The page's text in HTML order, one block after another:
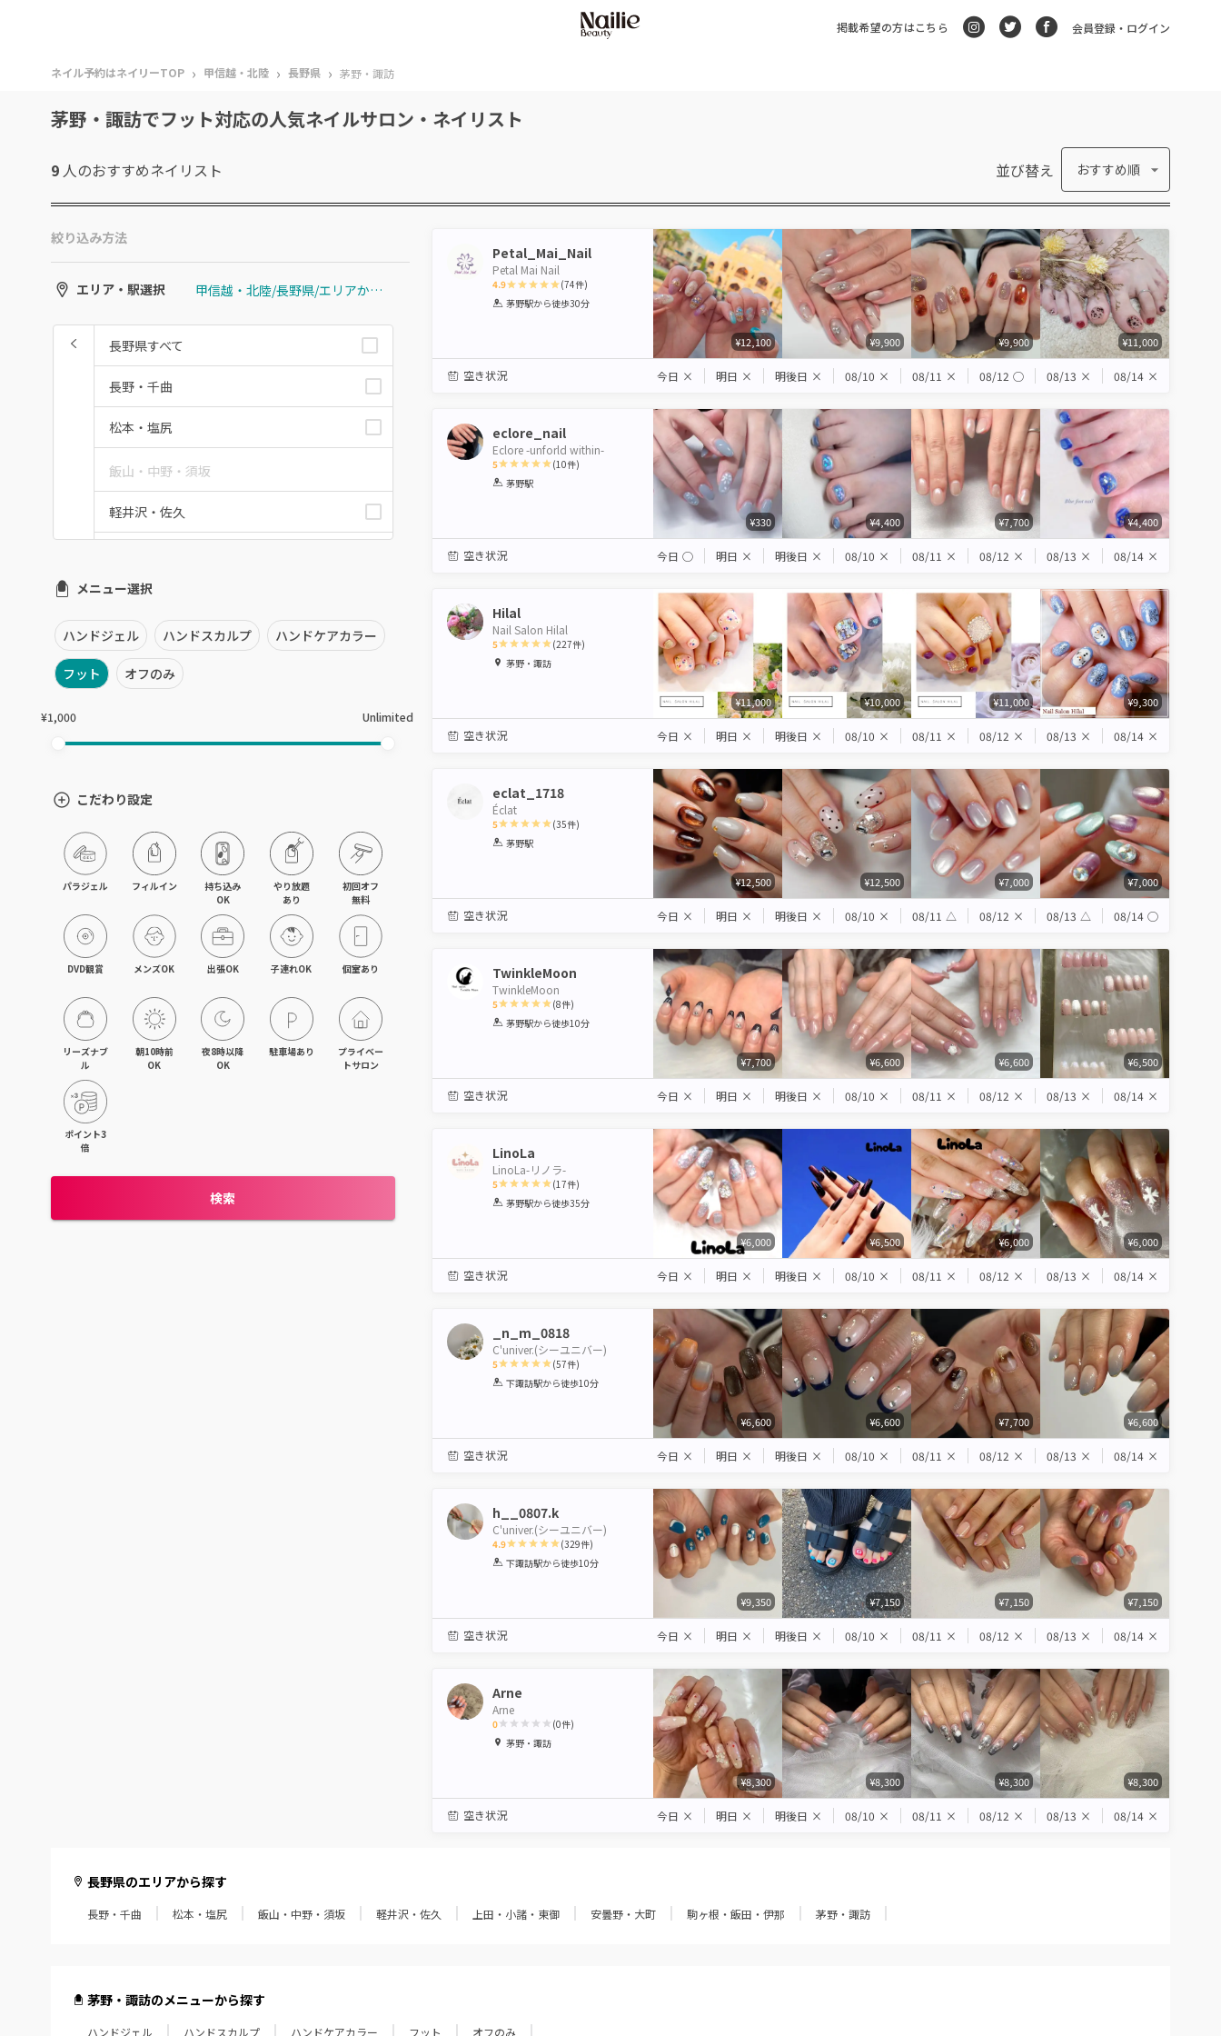
掲載希望の方はこちら 会員登録・ログイン
ネイル予約はネイリーTOP › 甲信越・北陸 › 長野県 › 茅野・諏訪
茅野・諏訪でフット対応の人気ネイルサロン・ネイリスト
9 人のおすすめネイリスト 並び替え おすすめ順
絞り込み方法
エリア・駅選択 甲信越・北陸/長野県/エリアから選ぶ/茅野・諏訪
長野県すべて
長野・千曲
松本・塩尻
飯山・中野・須坂
軽井沢・佐久
安曇野・大町
駒ヶ根・飯田・伊那
茅野・諏訪
メニュー選択
ハンドジェル ハンドスカルプ ハンドケアカラー
フット オフのみ
¥1,000 Unlimited
こだわり設定
パラジェル フィルイン
持ち込み
OK
やり放題
あり
初回オフ
無料
DVD観賞 メンズOK 出張OK 子連れOK 個室あり
リーズナブ
ル
朝10時前
OK
夜8時以降
OK
駐車場あり
プライベー
トサロン
ポイント3
倍
検索
Petal_Mai_Nail
Petal Mai Nail
4.9
1 2 3 4 5
(74件)
茅野駅から徒歩30分
¥12,100 ¥9,900 ¥9,900 ¥11,000
空き状況 今日 × 明日 × 明後日 × 08/10 × 08/11 × 08/12 ◯ 08/13 × 08/14 ×
eclore_nail
Eclore -unforld within-
5
1 2 3 4
(10件)
茅野駅
¥330 ¥4,400 ¥7,700 ¥4,400
空き状況 今日 ◯ 明日 × 明後日 × 08/10 × 08/11 × 08/12 × 08/13 × 08/14 ×
Hilal
Nail Salon Hilal
5
1 2 3 4 5
(227件)
茅野・諏訪
¥11,000 ¥10,000 ¥11,000 ¥9,300
空き状況 今日 × 明日 × 明後日 × 08/10 × 08/11 × 08/12 × 08/13 × 08/14 ×
eclat_1718
Éclat
5
1 2 3 4
(35件)
茅野駅
¥12,500 ¥12,500 ¥7,000 ¥7,000
空き状況 今日 × 明日 × 明後日 × 08/10 × 08/11 △ 08/12 × 08/13 △ 08/14 ◯
TwinkleMoon
TwinkleMoon
5
1 2 3 4 5
(8件)
茅野駅から徒歩10分
¥7,700 ¥6,600 ¥6,600 ¥6,500
空き状況 今日 × 明日 × 明後日 × 08/10 × 08/11 × 08/12 × 08/13 × 08/14 ×
LinoLa
LinoLa-リノラ-
5
1 2 3 4 5
(17件)
茅野駅から徒歩35分
¥6,000 ¥6,500 ¥6,000 ¥6,000
空き状況 今日 × 明日 × 明後日 × 08/10 × 08/11 × 08/12 × 08/13 × 08/14 ×
_n_m_0818
C'univer.(シーユニバー)
5
1 2 3 4 5
(57件)
下諏訪駅から徒歩10分
¥6,600 ¥6,600 ¥7,700 ¥6,600
空き状況 今日 × 明日 × 明後日 × 08/10 × 08/11 × 08/12 × 08/13 × 08/14 ×
h__0807.k
C'univer.(シーユニバー)
4.9
1 2 3 4 5
(329件)
下諏訪駅から徒歩10分
¥9,350 ¥7,150 ¥7,150 ¥7,150
空き状況 今日 × 明日 × 明後日 × 08/10 × 08/11 × 08/12 × 08/13 × 08/14 ×
Arne
Arne
0
1 2 3 4 5
(0件)
茅野・諏訪
¥8,300 ¥8,300 ¥8,300 ¥8,300
空き状況 今日 × 明日 × 明後日 × 08/10 × 08/11 × 08/12 × 08/13 × 08/14 ×
長野県のエリアから探す
長野・千曲 松本・塩尻 飯山・中野・須坂 軽井沢・佐久 上田・小諸・東御 安曇野・大町 駒ヶ根・飯田・伊那 茅野・諏訪
茅野・諏訪のメニューから探す
ハンドジェル ハンドスカルプ ハンドケアカラー フット オフのみ